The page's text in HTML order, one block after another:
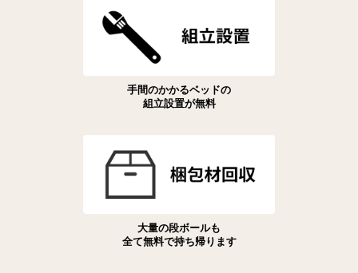
手間のかかるベッドの
組立設置が無料
大量の段ボールも
全て無料で持ち帰ります